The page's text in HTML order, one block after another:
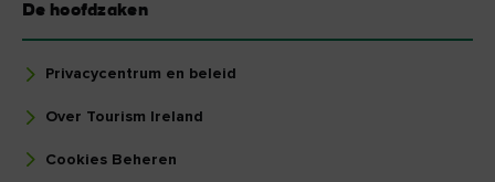
De hoofdzaken
Privacycentrum en beleid
Over Tourism Ireland
Cookies Beheren